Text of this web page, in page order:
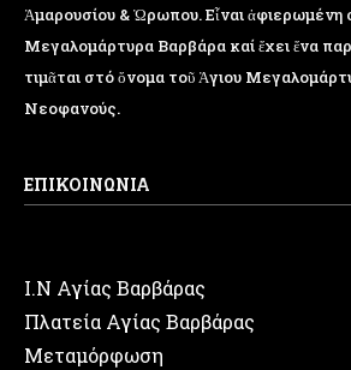
Ἁμαρουσίου & Ὠρωπου. Εἶναι ἀφιερωμένη
Μεγαλομάρτυρα Βαρβάρα καί ἔχει ἕνα
τιμᾶται στό ὄνομα τοῦ Ἁγιου
Νεοφανούς.
ΕΠΙΚΟΙΝΩΝΙΑ
Ι.Ν Αγίας Βαρβάρας
Πλατεία Αγίας Βαρβάρας
Μεταμόρφωση